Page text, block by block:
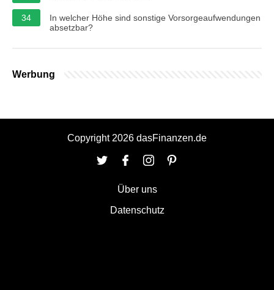
34
In welcher Höhe sind sonstige Vorsorgeaufwendungen
absetzbar?
Werbung
Copyright 2026 dasFinanzen.de
Über uns
Datenschutz